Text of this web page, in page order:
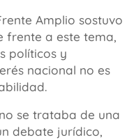
Amplio sostuvo
frente a este tema,
políticos y
nacional no es
se trataba de una
debate jurídico,